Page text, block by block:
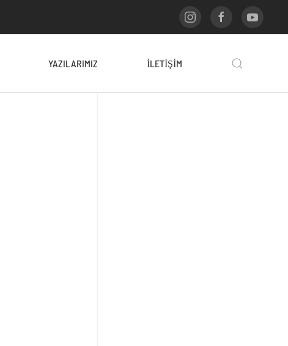
YAZILARIMIZ İLETIŞIM